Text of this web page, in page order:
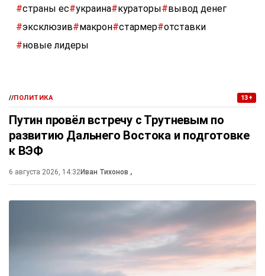
#страны ес#украина#кураторы#вывод денег
#эксклюзив#макрон#стармер#отставки
#новые лидеры
//ПОЛИТИКА 13+
Путин провёл встречу с Трутневым по
развитию Дальнего Востока и подготовке
к ВЭФ
6 августа 2026, 14:32Иван Тихонов ,